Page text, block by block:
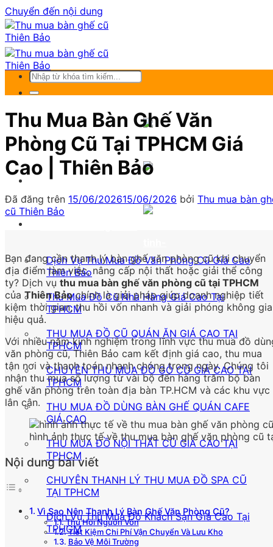
Chuyển đến nội dung
Trang Chủ
Giới thiệu
Dịch Vụ Thu Mua Đồ Văn Phòng Cũ Giá Cao
Thiên Bảo
Thu Mua Đồ Cũ Nhà Hàng Giá Cao Tại
TPHCM
THU MUA ĐỒ CŨ QUÁN ĂN GIÁ CAO TẠI
TPHCM
CHUYÊN THU MUA ĐỒ GỖ CŨ GIÁ CAO TẠI
TPHCM
THU MUA ĐỒ DÙNG BÀN GHẾ QUÁN CAFE
GIÁ CAO
THU MUA ĐỒ NỘI THẤT CŨ GIÁ CAO TẠI
TPHCM
CHUYÊN THANH LÝ THU MUA ĐỒ SPA CŨ
TẠI TPHCM
Dịch Vụ Thu Mua Đồ Khách Sạn Giá Cao Tại
TPHCM
Thu Mua Bàn Ghế Văn
Phòng Cũ Tại TPHCM Giá
Cao | Thiên Bảo
Đã đăng trên 15/06/202615/06/2026 bởi Thu mua bàn
cũ Thiên Bảo
Bạn đang cần thanh lý bàn ghế văn phòng cũ khi chuyển
địa điểm làm việc, nâng cấp nội thất hoặc giải thể công
ty? Dịch vụ thu mua bàn ghế văn phòng cũ tại TPHCM
của Thiên Bảochính là giải pháp giúp doanh nghiệp tiết
kiệm thời gian, thu hồi vốn nhanh và giải phóng không
hiệu quả.
Với nhiều năm kinh nghiệm trong lĩnh vực thu mua đồ
văn phòng cũ, Thiên Bảo cam kết định giá cao, thu mua
tận nơi và thanh toán nhanh chóng trong ngày. Chúng tôi
nhận thu mua số lượng từ vài bộ đến hàng trăm bộ bàn
ghế văn phòng trên toàn địa bàn TP.HCM và các khu vực
lân cận.
hình ảnh thực tế về thu mua bàn ghế văn phòng cũ
Nội dung bài viết
Vì Sao Nên Thanh Lý Bàn Ghế Văn Phòng Cũ?
Thu Hồi Nguồn Vốn
Tiết Kiệm Chi Phí Vận Chuyển Và Lưu Kho
Bảo Vệ Môi Trường